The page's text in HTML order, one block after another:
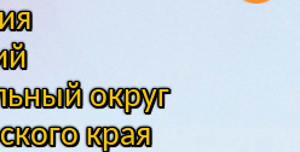
округ
края